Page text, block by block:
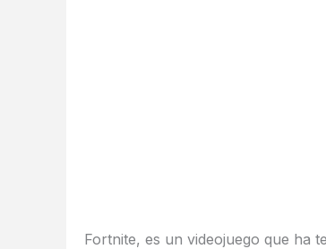
Fortnite, es un videojuego que ha